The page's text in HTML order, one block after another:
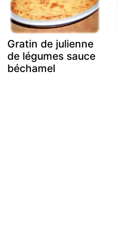
Gratin de julienne
de légumes sauce
béchamel